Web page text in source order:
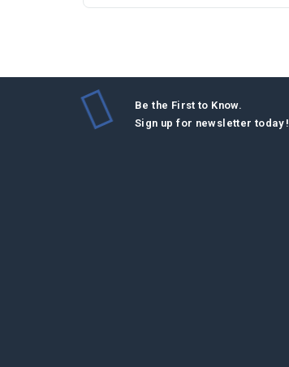
Be the First to Know.
Sign up for newsletter today !